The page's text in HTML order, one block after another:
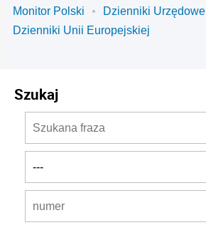
Monitor Polski
Dzienniki Urzędowe
Dzienniki Unii Europejskiej
Szukaj